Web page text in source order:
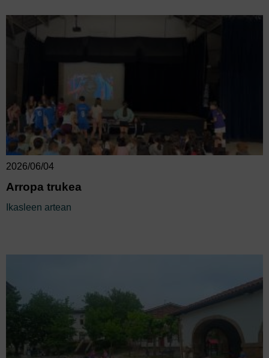
2026/06/04
Arropa trukea
Ikasleen artean